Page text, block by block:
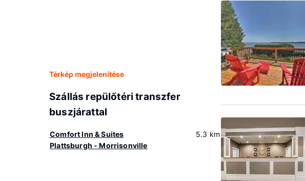
Térkép megjelenítése
Szállás repülőtéri transzfer
buszjárattal
Comfort Inn & Suites
Plattsburgh - Morrisonville
5.3 km